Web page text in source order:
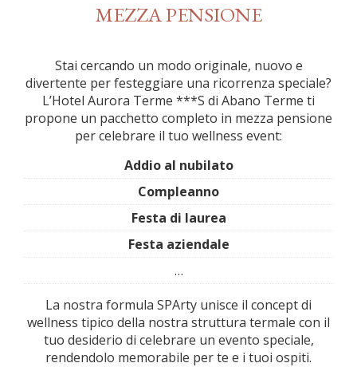
MEZZA PENSIONE
Stai cercando un modo originale, nuovo e
divertente per festeggiare una ricorrenza speciale?
L’Hotel Aurora Terme ***S di Abano Terme ti
propone un pacchetto completo in mezza pensione
per celebrare il tuo wellness event:
Addio al nubilato
Compleanno
Festa di laurea
Festa aziendale
…
La nostra formula SPArty unisce il concept di
wellness tipico della nostra struttura termale con il
tuo desiderio di celebrare un evento speciale,
rendendolo memorabile per te e i tuoi ospiti.